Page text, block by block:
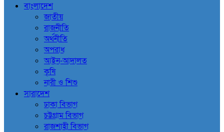
বাংলাদেশ
জাতীয়
রাজনীতি
অর্থনীতি
অপরাধ
আইন-আদালত
কৃষি
নারী ও শিশু
সারাদেশ
ঢাকা বিভাগ
চট্টগ্রাম বিভাগ
রাজশাহী বিভাগ